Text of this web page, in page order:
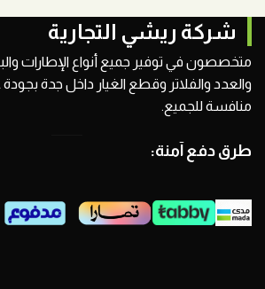
شركة ريشي التجارية
متخصصون في توفير جميع أنواع الإطارات
والعدد والفلاتر وقطع الغيار داخل جدة بجودة
منافسة للجميع.
طرق دفع آمنة: